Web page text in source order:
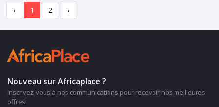
‹ 1 2 ›
Nouveau sur Africaplace ?
Inscrivez-vous à nos communications pour recevoir nos meilleures
offres!